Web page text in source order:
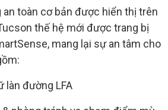
an toàn cơ bản được hiển thị trên
thế hệ mới được trang bị
mang lại sự an tâm cho
làn đường LFA